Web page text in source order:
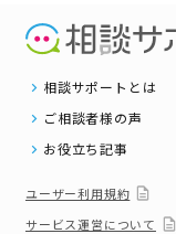
相談サポートとは
ご相談者様の声
お役立ち記事
ユーザー利用規約
サービス運営について